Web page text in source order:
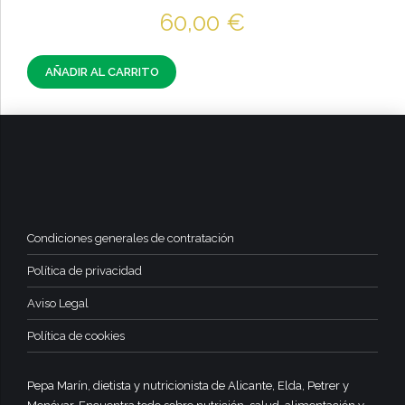
60,00 €
AÑADIR AL CARRITO
Condiciones generales de contratación
Política de privacidad
Aviso Legal
Política de cookies
Pepa Marín, dietista y nutricionista de Alicante, Elda, Petrer y